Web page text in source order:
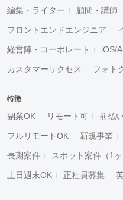
編集・ライター 顧問・講師
フロントエンドエンジニア
経営陣・コーポレート iOS/
カスタマーサクセス フォト
特徴
副業OK リモート可 前払
フルリモートOK 新規事業
長期案件 スポット案件（1ヶ
土日週末OK 正社員募集